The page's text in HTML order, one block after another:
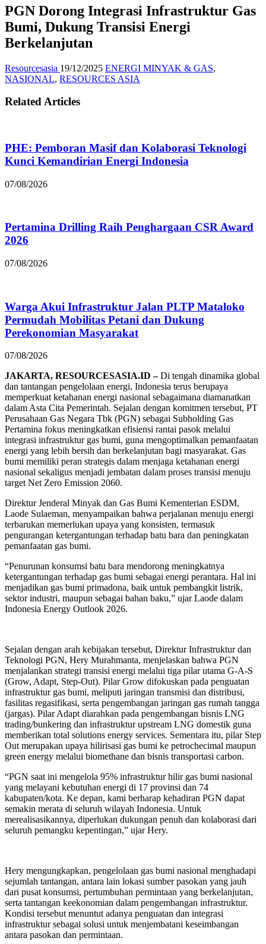
PGN Dorong Integrasi Infrastruktur Gas
Bumi, Dukung Transisi Energi
Berkelanjutan
Resourcesasia 19/12/2025 ENERGI MINYAK & GAS,
NASIONAL, RESOURCES ASIA
Related Articles
PHE: Pemboran Masif dan Kolaborasi Teknologi
Kunci Kemandirian Energi Indonesia
07/08/2026
Pertamina Drilling Raih Penghargaan CSR Award
2026
07/08/2026
Warga Akui Infrastruktur Jalan PLTP Mataloko
Permudah Mobilitas Petani dan Dukung
Perekonomian Masyarakat
07/08/2026
JAKARTA, RESOURCESASIA.ID –Di tengah dinamika global
dan tantangan pengelolaan energi, Indonesia terus berupaya
memperkuat ketahanan energi nasional sebagaimana diamanatkan
dalam Asta Cita Pemerintah. Sejalan dengan komitmen tersebut, PT
Perusahaan Gas Negara Tbk (PGN) sebagai Subholding Gas
Pertamina fokus meningkatkan efisiensi rantai pasok melalui
integrasi infrastruktur gas bumi, guna mengoptimalkan pemanfaatan
energi yang lebih bersih dan berkelanjutan bagi masyarakat. Gas
bumi memiliki peran strategis dalam menjaga ketahanan energi
nasional sekaligus menjadi jembatan dalam proses transisi menuju
target Net Zero Emission 2060.
Direktur Jenderal Minyak dan Gas Bumi Kementerian ESDM,
Laode Sulaeman, menyampaikan bahwa perjalanan menuju energi
terbarukan memerlukan upaya yang konsisten, termasuk
pengurangan ketergantungan terhadap batu bara dan peningkatan
pemanfaatan gas bumi.
“Penurunan konsumsi batu bara mendorong meningkatnya
ketergantungan terhadap gas bumi sebagai energi perantara. Hal ini
menjadikan gas bumi primadona, baik untuk pembangkit listrik,
sektor industri, maupun sebagai bahan baku,” ujar Laode dalam
Indonesia Energy Outlook 2026.
Sejalan dengan arah kebijakan tersebut, Direktur Infrastruktur dan
Teknologi PGN, Hery Murahmanta, menjelaskan bahwa PGN
menjalankan strategi transisi energi melalui tiga pilar utama G-A-S
(Grow, Adapt, Step-Out). Pilar Grow difokuskan pada penguatan
infrastruktur gas bumi, meliputi jaringan transmisi dan distribusi,
fasilitas regasifikasi, serta pengembangan jaringan gas rumah tangga
(jargas). Pilar Adapt diarahkan pada pengembangan bisnis LNG
trading/bunkering dan infrastruktur upstream LNG domestik guna
memberikan total solutions energy services. Sementara itu, pilar Step
Out merupakan upaya hilirisasi gas bumi ke petrochecimal maupun
green energy melalui biomethane dan bisnis transportasi carbon.
“PGN saat ini mengelola 95% infrastruktur hilir gas bumi nasional
yang melayani kebutuhan energi di 17 provinsi dan 74
kabupaten/kota. Ke depan, kami berharap kehadiran PGN dapat
semakin merata di seluruh wilayah Indonesia. Untuk
merealisasikannya, diperlukan dukungan penuh dan kolaborasi dari
seluruh pemangku kepentingan,” ujar Hery.
Hery mengungkapkan, pengelolaan gas bumi nasional menghadapi
sejumlah tantangan, antara lain lokasi sumber pasokan yang jauh
dari pusat konsumsi, pertumbuhan permintaan yang berkelanjutan,
serta tantangan keekonomian dalam pengembangan infrastruktur.
Kondisi tersebut menuntut adanya penguatan dan integrasi
infrastruktur sebagai solusi untuk menjembatani keseimbangan
antara pasokan dan permintaan.